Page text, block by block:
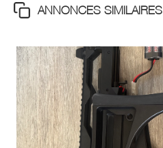
ANNONCES SIMILAIRES